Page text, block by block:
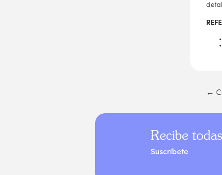
←
Recibe
Suscríbete